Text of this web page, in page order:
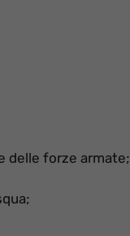
delle forze armate;